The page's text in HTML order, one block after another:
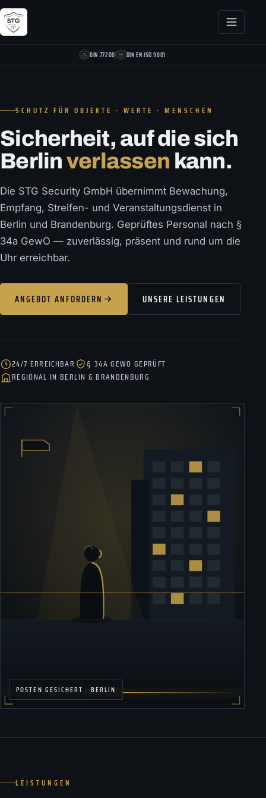
DIN 77200 DIN EN ISO 9001
SCHUTZ FÜR OBJEKTE · WERTE · MENSCHEN
Sicherheit, auf die sich
Berlin verlassen kann.
Die STG Security GmbH übernimmt Bewachung,
Empfang, Streifen- und Veranstaltungsdienst in
Berlin und Brandenburg. Geprüftes Personal nach §
34a GewO — zuverlässig, präsent und rund um die
Uhr erreichbar.
ANGEBOT ANFORDERN UNSERE LEISTUNGEN
24/7 ERREICHBAR
§ 34A GEWO GEPRÜFT
REGIONAL IN BERLIN & BRANDENBURG
POSTEN GESICHERT · BERLIN
LEISTUNGEN